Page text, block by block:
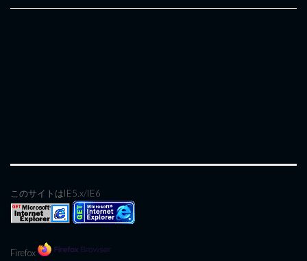
このサイトはIE5.x/IE6
Firefox